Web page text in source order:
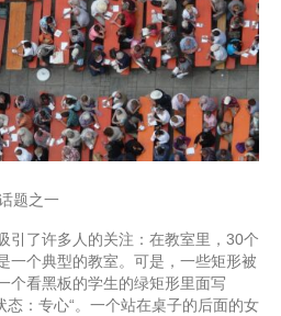
题之一
引了许多人的关注：在教室里，30个
一个典型的教室。可是，一些矩形被
个看黑板的学生的绿矩形里面写
：专心“。一个站在桌子的后面的女